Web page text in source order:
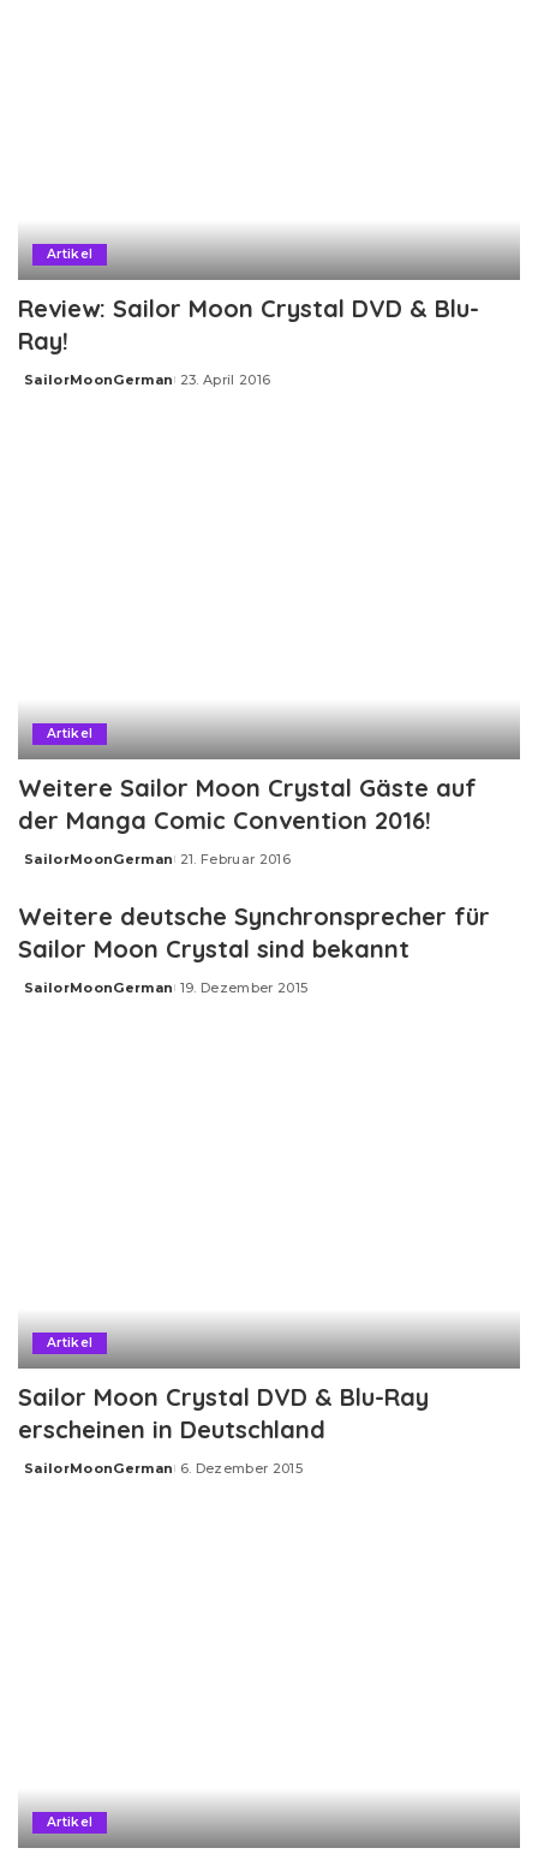
Artikel
Review: Sailor Moon Crystal DVD & Blu-
Ray!
Posted
SailorMoonGerman 23. April 2016
Artikel
Weitere Sailor Moon Crystal Gäste auf
der Manga Comic Convention 2016!
Posted
SailorMoonGerman 21. Februar 2016
Weitere deutsche Synchronsprecher für
Sailor Moon Crystal sind bekannt
Posted
SailorMoonGerman 19. Dezember 2015
Artikel
Sailor Moon Crystal DVD & Blu-Ray
erscheinen in Deutschland
Posted
SailorMoonGerman 6. Dezember 2015
Artikel